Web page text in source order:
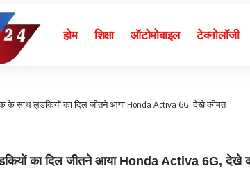
होम शिक्षा ऑटोमोबाइल टेक्नोलॉजी
के साथ ल़डकियों का दिल जीतने आया Honda Activa 6G, देखे कीमत
का दिल जीतने आया Honda Activa 6G, देखे